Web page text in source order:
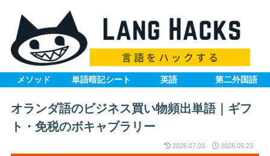
メソッド 単語暗記シート 英語 第二外国語
オランダ語のビジネス買い物頻出単語｜ギフ
ト・免税のボキャブラリー
2026.07.03 2026.05.23